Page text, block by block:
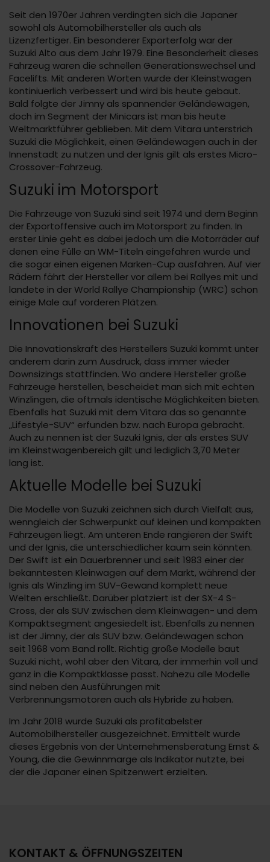
Seit den 1970er Jahren verdingten sich die Japaner
sowohl als Automobilhersteller als auch als
Lizenzfertiger. Ein besonderer Exporterfolg war der
Suzuki Alto aus dem Jahr 1979. Eine Besonderheit dieses
Fahrzeug waren die schnellen Generationswechsel und
Facelifts. Mit anderen Worten wurde der Kleinstwagen
kontiniuerlich verbessert und wird bis heute gebaut.
Bald folgte der Jimny als spannender Geländewagen,
doch im Segment der Minicars ist man bis heute
Weltmarktführer geblieben. Mit dem Vitara unterstrich
Suzuki die Möglichkeit, einen Geländewagen auch in der
Innenstadt zu nutzen und der Ignis gilt als erstes Micro-
Crossover-Fahrzeug.
Suzuki im Motorsport
Die Fahrzeuge von Suzuki sind seit 1974 und dem Beginn
der Exportoffensive auch im Motorsport zu finden. In
erster Linie geht es dabei jedoch um die Motorräder auf
denen eine Fülle an WM-Titeln eingefahren wurde und
die sogar einen eigenen Marken-Cup ausfahren. Auf vier
Rädern fährt der Hersteller vor allem bei Rallyes mit und
landete in der World Rallye Championship (WRC) schon
einige Male auf vorderen Plätzen.
Innovationen bei Suzuki
Die Innovationskraft des Herstellers Suzuki kommt unter
anderem darin zum Ausdruck, dass immer wieder
Downsizings stattfinden. Wo andere Hersteller große
Fahrzeuge herstellen, bescheidet man sich mit echten
Winzlingen, die oftmals identische Möglichkeiten bieten.
Ebenfalls hat Suzuki mit dem Vitara das so genannte
„Lifestyle-SUV“ erfunden bzw. nach Europa gebracht.
Auch zu nennen ist der Suzuki Ignis, der als erstes SUV
im Kleinstwagenbereich gilt und lediglich 3,70 Meter
lang ist.
Aktuelle Modelle bei Suzuki
Die Modelle von Suzuki zeichnen sich durch Vielfalt aus,
wenngleich der Schwerpunkt auf kleinen und kompakten
Fahrzeugen liegt. Am unteren Ende rangieren der Swift
und der Ignis, die unterschiedlicher kaum sein könnten.
Der Swift ist ein Dauerbrenner und seit 1983 einer der
bekanntesten Kleinwagen auf dem Markt, während der
Ignis als Winzling im SUV-Gewand komplett neue
Welten erschließt. Darüber platziert ist der SX-4 S-
Cross, der als SUV zwischen dem Kleinwagen- und dem
Kompaktsegment angesiedelt ist. Ebenfalls zu nennen
ist der Jimny, der als SUV bzw. Geländewagen schon
seit 1968 vom Band rollt. Richtig große Modelle baut
Suzuki nicht, wohl aber den Vitara, der immerhin voll und
ganz in die Kompaktklasse passt. Nahezu alle Modelle
sind neben den Ausführungen mit
Verbrennungsmotoren auch als Hybride zu haben.
Im Jahr 2018 wurde Suzuki als profitabelster
Automobilhersteller ausgezeichnet. Ermittelt wurde
dieses Ergebnis von der Unternehmensberatung Ernst &
Young, die die Gewinnmarge als Indikator nutzte, bei
der die Japaner einen Spitzenwert erzielten.
KONTAKT & ÖFFNUNGSZEITEN